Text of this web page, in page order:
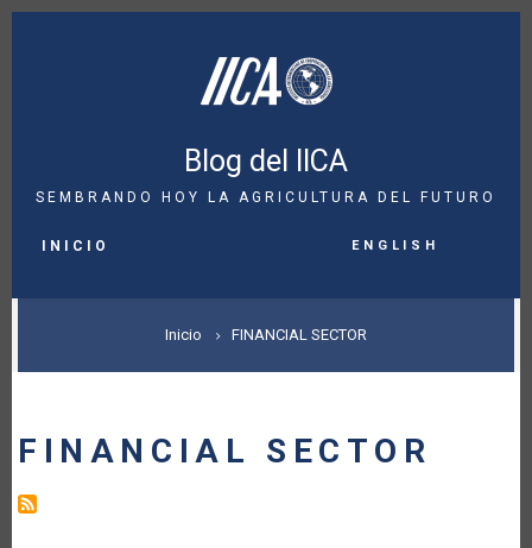
Pasar
Blog del IICA
SEMBRANDO HOY LA AGRICULTURA DEL FUTURO
NAVIGATION
INICIO English
SOBRESCRIBIR
ENLACES
AYUDA
A
Inicio FINANCIAL SECTOR
FINANCIAL SECTOR